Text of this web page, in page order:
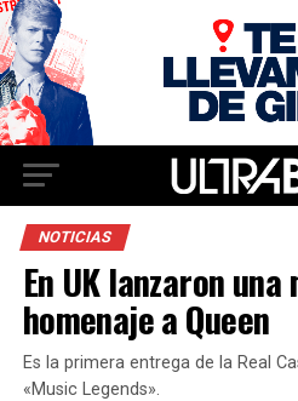
NOTICIAS
En UK lanzaron una
homenaje a Queen
Es la primera entrega de la Real
«Music Legends».